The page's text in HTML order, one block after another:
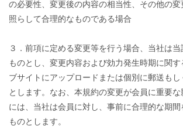
の必要性、変更後の内容の相当性、その他の変
照らして合理的なものである場合
３．前項に定める変更等を行う場合、当社は
ものとし、変更内容および効力発生時期に関す
ブサイトにアップロードまたは個別に郵送も
とします。なお、本規約の変更が会員に重要
には、当社は会員に対し、事前に合理的な期間
ものとします。